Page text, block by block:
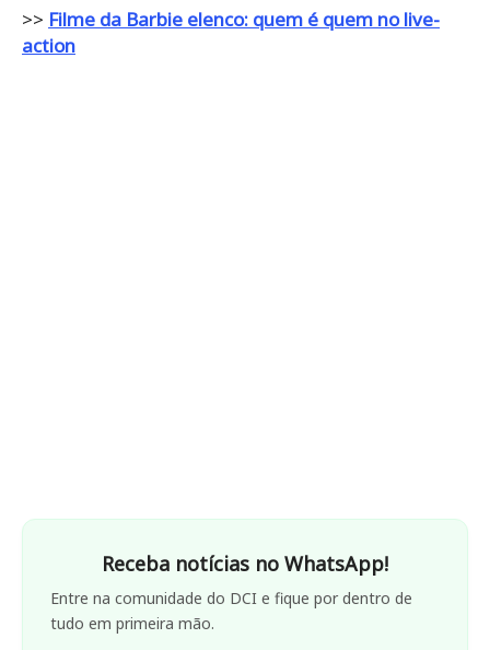
>> Filme da Barbie elenco: quem é quem no live-
action
Receba notícias no WhatsApp!
Entre na comunidade do DCI e fique por dentro de
tudo em primeira mão.